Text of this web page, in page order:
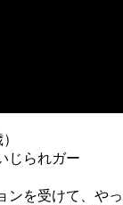
）
じられガー
ンを受けて、やっ